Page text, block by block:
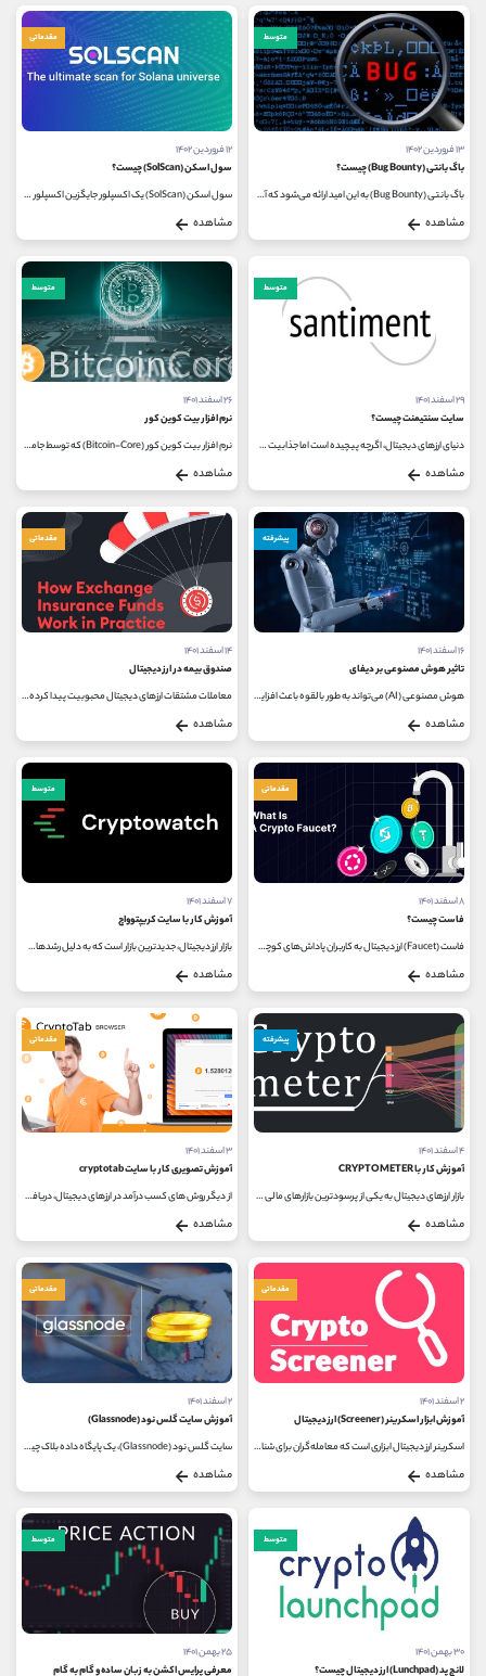
متوسط
۱۳ فروردین ۱۴۰۲
باگ بانتی (Bug Bounty) چیست؟
باگ بانتی (Bug Bounty) به این امید ارائه می‌شود که آسیب‌ پذیری‌ های امنیتی قبل از اینکه توسط یک بازیگر شرور مورد سوءاستفاده...
مشاهده
مقدماتی
۱۲ فروردین ۱۴۰۲
سول اسکن (SolScan) چیست؟
سول اسکن (SolScan) یک اکسپلور جایگزین اکسپلور بلاک چین سولانا است. این اکسپلور به شما امکان دسترسی به داده های بلاک چین در مورد...
مشاهده
متوسط
۲۹ اسفند ۱۴۰۱
سایت سنتیمنت چیست؟
دنیای ارزهای دیجیتال، اگرچه پیچیده است اما جذابیت های زیادی دارد. یکی از این جذابیت ها، سایت های مختلفی است که برای تحلیل ارزهای...
مشاهده
متوسط
۲۶ اسفند ۱۴۰۱
نرم افزار بیت کوین کور
نرم افزار بیت کوین کور (Bitcoin-Core) که توسط جامعه بیت کوین منتشر شده، یک نرم افزار کلاینت شبکه بیت کوین می باشد. بیت کوین کور دارای...
مشاهده
پیشرفته
۱۶ اسفند ۱۴۰۱
تاثیر هوش مصنوعی بر دیفای
هوش مصنوعی (AI) می‌تواند به طور بالقوه باعث افزایش شفافیت و تمرکز زدایی در دنیای دیفای شود. بنابراین می‌توان شرایط امیدوارکننده‌...
مشاهده
مقدماتی
۱۴ اسفند ۱۴۰۱
صندوق بیمه در ارز دیجیتال
معاملات مشتقات ارزهای دیجیتال محبوبیت پیدا کرده است و اندازه آن از سال 2020 به طور چشمگیری افزایش یافته است. بر اساس گزارش CryptoCompare،...
مشاهده
مقدماتی
۸ اسفند ۱۴۰۱
فاست چیست؟
فاست (Faucet) ارز دیجیتال به کاربران پاداش‌های کوچکی را برای انجام کارهای ساده در قالب رمزارز ارائه می‌کند. کاربران برای...
مشاهده
متوسط
۷ اسفند ۱۴۰۱
آموزش کار با سایت کریپتوواچ
بازار ارز دیجیتال، جدیدترین بازار است که به دلیل رشدهای قیمتی بسیار طی چند سال گذشته، مورد استقبال بسیاری از کاربران قرار...
مشاهده
پیشرفته
۴ اسفند ۱۴۰۱
آموزش کار با CRYPTOMETER
بازار ارزهای دیجیتال به یکی از پرسودترین بازارهای مالی در دنیا تبدیل شده است، این بازار به صورت 24 ساعته فعال بوده و شما به...
مشاهده
مقدماتی
۳ اسفند ۱۴۰۱
آموزش تصویری کار با سایت cryptotab
از دیگر روش های کسب درآمد در ارزهای دیجیتال، دریافت بیت کوین رایگان از طریق سایت cryptotab است. سایت cryptotab، می تواند به عنوان روشی...
مشاهده
مقدماتی
۲ اسفند ۱۴۰۱
آموزش ابزار اسکرینر (Screener) ارز دیجیتال
اسکرینر ارز دیجیتال ابزاری است که معامله‌گران برای شناسایی و ردیابی فعالیت‌ها در مبادلات مربوط به یک یا چند دارایی کریپتو...
مشاهده
مقدماتی
۲ اسفند ۱۴۰۱
آموزش سایت گلس نود (Glassnode)
سایت گلس نود (Glassnode)، یک پایگاه داده بلاک چین است که از تحلیل های آن چین (on-Chain) استفاده می کند تا اطلاعات کاربردی و متفاوتی را...
مشاهده
متوسط
۳۰ بهمن ۱۴۰۱
لانچ پد (Lunchpad) ارز دیجیتال چیست؟
متوسط
۲۵ بهمن ۱۴۰۱
معرفی پرایس اکشن به زبان ساده و گام به گام